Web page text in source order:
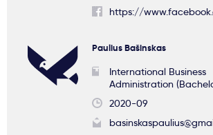
https://
Paulius Bašinskas
International Business
Administration
2020-09